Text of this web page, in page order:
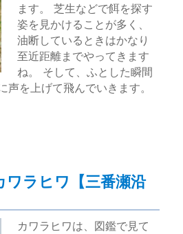
ます。 芝生などで餌を探す
姿を見かけることが多く、
油断しているときはかなり
至近距離までやってきます
ね。 そして、ふとした瞬間
声を上げて飛んでいきます。
ツグミ【千葉県浦安市】” の
ワラヒワ【三番瀬沿
カワラヒワは、図鑑で見て